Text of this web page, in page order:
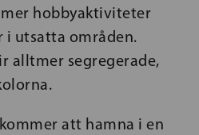
hobbyaktiviteter
i utsatta områden.
alltmer segregerade,
att hamna i en